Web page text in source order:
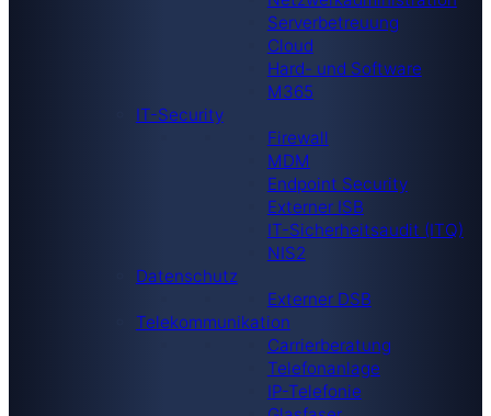
Serverbetreuung
Cloud
Hard- und Software
M365
IT-Security
Firewall
MDM
Endpoint Security
Externer ISB
IT-Sicherheitsaudit (ITQ)
NIS2
Datenschutz
Externer DSB
Telekommunikation
Carrierberatung
Telefonanlage
IP-Telefonie